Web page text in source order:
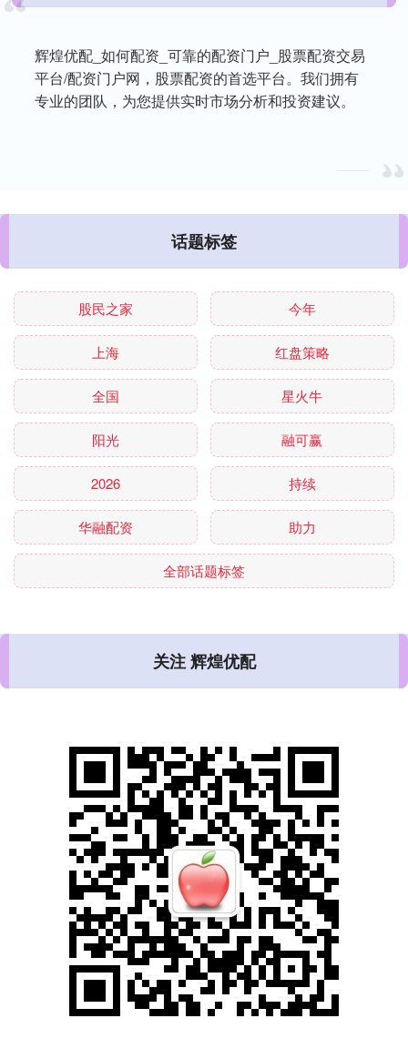
辉煌优配_如何配资_可靠的配资门户_股票配资交易
平台/配资门户网，股票配资的首选平台。我们拥有
专业的团队，为您提供实时市场分析和投资建议。
话题标签
股民之家 今年
上海 红盘策略
全国 星火牛
阳光 融可赢
2026 持续
华融配资 助力
全部话题标签
关注 辉煌优配